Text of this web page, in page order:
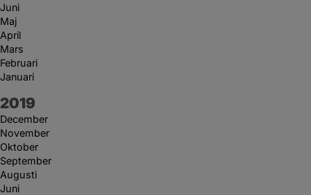
Juni
Maj
April
Mars
Februari
Januari
År:
2019
December
November
Oktober
September
Augusti
Juni